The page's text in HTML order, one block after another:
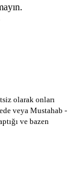
olarak onları
veya Mustahab -
ve bazen